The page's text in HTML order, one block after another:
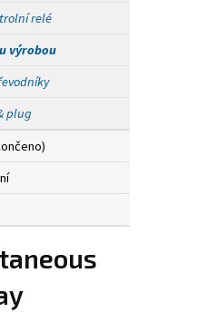
relé
výrobou
plug